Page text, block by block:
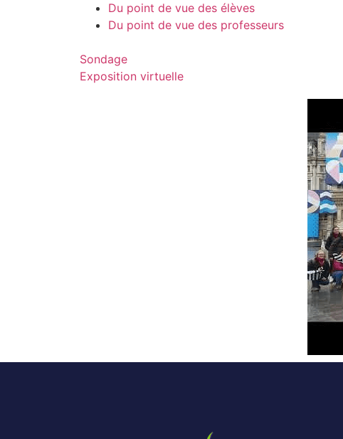
Du point de vue des élèves
Du point de vue des professeurs
Sondage
Exposition virtuelle